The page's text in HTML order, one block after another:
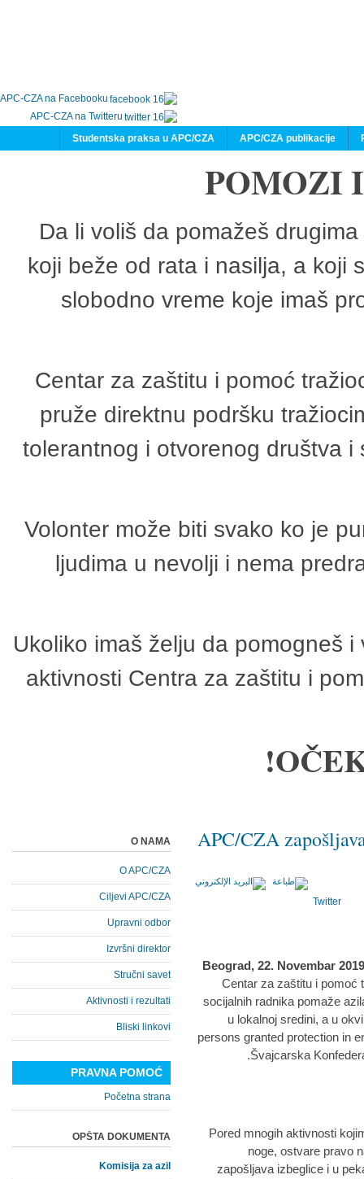
APC-CZA na Facebooku
APC-CZA na Twitteru
APC/CZA publikacije
Studentska praksa u APC/CZA
POMOZI
Da li voliš da pomažeš
koji beže od rata i nasilja, a koji
slobodno vreme koje imaš
Centar za zaštitu i pomoć
pruže direktnu podršku
tolerantnog i otvorenog društva
Volonter može biti svako ko je
ljudima u nevolji i nema
Ukoliko imaš želju da pomogneš
aktivnosti Centra za zaštitu i
APC/CZA
Twitter
Beograd, 22. Novembar
Centar za zaštitu i pomoć
socijalnih radnika pomaže
u lokalnoj sredini, a u
persons granted protection in
Švajcarska
.
Pored mnogih aktivnosti
noge, ostvare pravo
zapošljava izbeglice i u
O NAMA
O APC/CZA
Ciljevi APC/CZA
Upravni odbor
Izvršni direktor
Stručni savet
Aktivnosti i rezultati
Bliski linkovi
PRAVNA POMOĆ
Početna strana
OPŠTA DOKUMENTA
Komisija za azil